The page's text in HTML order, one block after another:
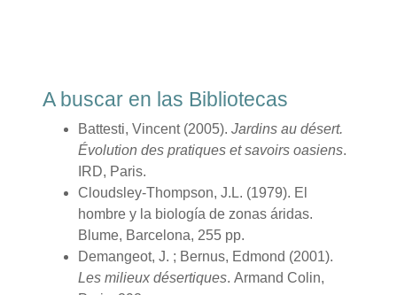
A buscar en las Bibliotecas
Battesti, Vincent (2005). Jardins au désert.
Évolution des pratiques et savoirs oasiens.
IRD, Paris.
Cloudsley-Thompson, J.L. (1979). El
hombre y la biología de zonas áridas.
Blume, Barcelona, 255 pp.
Demangeot, J. ; Bernus, Edmond (2001).
Les milieux désertiques. Armand Colin,